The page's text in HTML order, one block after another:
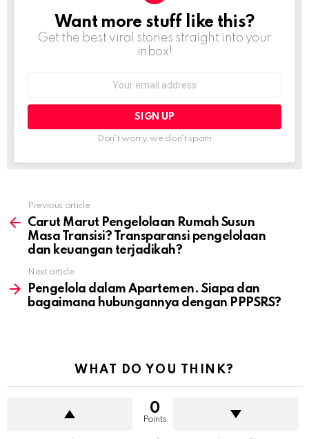
NEWSLETTER
Want more stuff like this?
Get the best viral stories straight into your
inbox!
Don't worry, we don't spam
Previous article
Carut Marut Pengelolaan Rumah Susun
Masa Transisi? Transparansi pengelolaan
dan keuangan terjadikah?
Next article
Pengelola dalam Apartemen. Siapa dan
bagaimana hubungannya dengan PPPSRS?
WHAT DO YOU THINK?
0
Points